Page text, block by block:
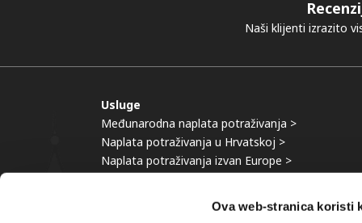
Ova web-stranica koristi
Naši klijenti izrazito
Usluge
Međunarodna naplata potraživanja >
Naplata potraživanja u Hrvatskoj >
Naplata potraživanja izvan Europe >